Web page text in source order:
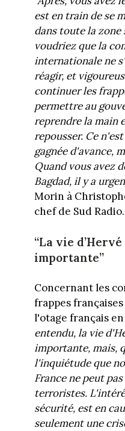
est en train de se
dans toute la zone
voudriez que la
internationale ne
réagir, et
continuer les
permettre au
reprendre la main
repousser. Ce
gagnée d'avance,
Quand vous avez
Bagdad, il y a
Morin à
chef de Sud Radio.
“La vie
importante”
Concernant les
frappes
l'otage français
entendu, la vie
importante, mais,
l'inquiétude que
France ne peut
terroristes.
sécurité, est en
seulement une